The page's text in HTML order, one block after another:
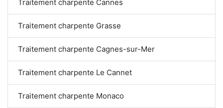
Traitement charpente Cannes
Traitement charpente Grasse
Traitement charpente Cagnes-sur-Mer
Traitement charpente Le Cannet
Traitement charpente Monaco